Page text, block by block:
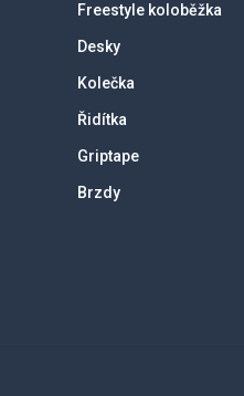
Freestyle koloběžka
Desky
Kolečka
Řidítka
Griptape
Brzdy